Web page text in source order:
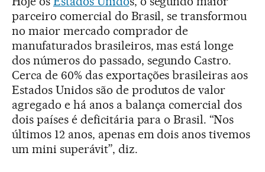
parceiro comercial do Brasil, se transformou
no maior mercado comprador de
manufaturados brasileiros, mas está longe
dos números do passado, segundo Castro.
Cerca de 60% das exportações brasileiras aos
Estados Unidos são de produtos de valor
agregado e há anos a balança comercial dos
dois países é deficitária para o Brasil. “Nos
últimos 12 anos, apenas em dois anos tivemos
um mini superávit”, diz.